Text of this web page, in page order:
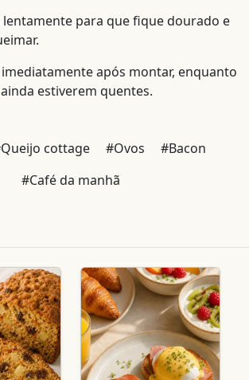
para que fique dourado e
após montar, enquanto
estiverem quentes.
cottage #Ovos
#Bacon
#Café da manhã